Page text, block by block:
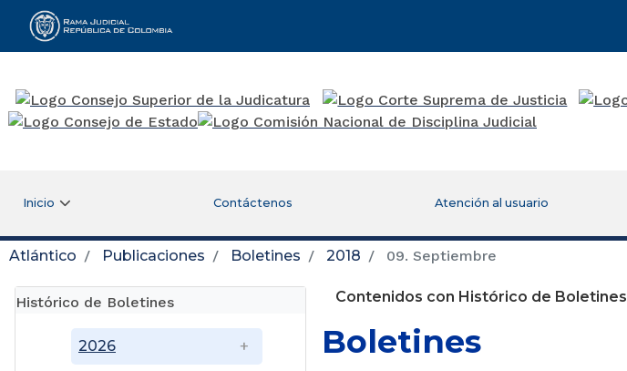
Rama Judicial
Inicio Contáctenos Atención al usuario
Atlántico Publicaciones Boletines 2018 09. Septiembre
Histórico de Boletines
2026
Contenidos con Histórico de Boletines
Boletines